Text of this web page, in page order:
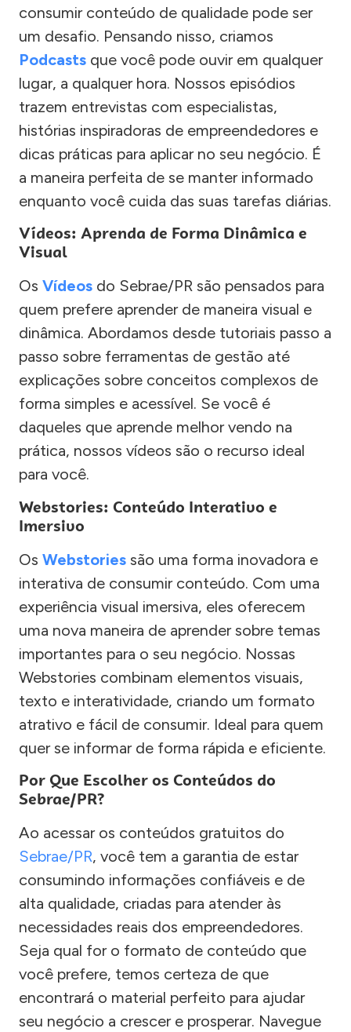
consumir conteúdo de qualidade pode ser
um desafio. Pensando nisso, criamos
Podcasts que você pode ouvir em qualquer
lugar, a qualquer hora. Nossos episódios
trazem entrevistas com especialistas,
histórias inspiradoras de empreendedores e
dicas práticas para aplicar no seu negócio. É
a maneira perfeita de se manter informado
enquanto você cuida das suas tarefas diárias.
Vídeos: Aprenda de Forma Dinâmica e
Visual
Os Vídeos do Sebrae/PR são pensados para
quem prefere aprender de maneira visual e
dinâmica. Abordamos desde tutoriais passo a
passo sobre ferramentas de gestão até
explicações sobre conceitos complexos de
forma simples e acessível. Se você é
daqueles que aprende melhor vendo na
prática, nossos vídeos são o recurso ideal
para você.
Webstories: Conteúdo Interativo e
Imersivo
Os Webstories são uma forma inovadora e
interativa de consumir conteúdo. Com uma
experiência visual imersiva, eles oferecem
uma nova maneira de aprender sobre temas
importantes para o seu negócio. Nossas
Webstories combinam elementos visuais,
texto e interatividade, criando um formato
atrativo e fácil de consumir. Ideal para quem
quer se informar de forma rápida e eficiente.
Por Que Escolher os Conteúdos do
Sebrae/PR?
Ao acessar os conteúdos gratuitos do
Sebrae/PR, você tem a garantia de estar
consumindo informações confiáveis e de
alta qualidade, criadas para atender às
necessidades reais dos empreendedores.
Seja qual for o formato de conteúdo que
você prefere, temos certeza de que
encontrará o material perfeito para ajudar
seu negócio a crescer e prosperar. Navegue